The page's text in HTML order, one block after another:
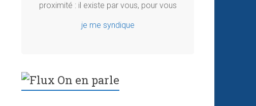
proximité : il existe par vous, pour vous
je me syndique
On en parle